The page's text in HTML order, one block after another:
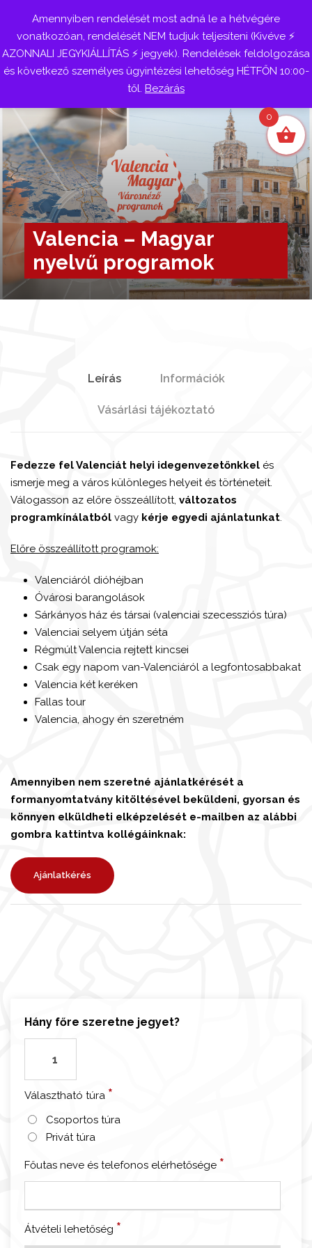
Belépés
Valencia – Magyar
nyelvű programok
Hány főre szeretne jegyet?
l
e
n
c
a
-
a
Választható túra *
Csoportos túra
Privát túra
Főutas neve és telefonos elérhetősége *
Átvételi lehetőség *
Leírás Információk
Vásárlási tájékoztató
Fedezze fel Valenciát helyi idegenvezetőnkkel és
ismerje meg a város különleges helyeit és történeteit.
Válogasson az előre összeállított, változatos
programkínálatból vagy kérje egyedi ajánlatunkat
Előre összeállított programok:
Valenciáról dióhéjban
Óvárosi barangolások
Sárkányos ház és társai (valenciai szecessziós túra)
Valenciai selyem útján séta
Régmúlt Valencia rejtett kincsei
Csak egy napom van-Valenciáról a legfontosabbakat
Valencia két keréken
Fallas tour
Valencia, ahogy én szeretném
Amennyiben nem szeretné ajánlatkérését a
formanyomtatvány kitöltésével beküldeni, gyorsan és
könnyen elküldheti elképzelését e-mailben az alábbi
gombra kattintva kollégáinknak:
Ajánlatkérés
Amennyiben rendelését most adná le a hétvégére
vonatkozóan, rendelését NEM tudjuk teljesíteni (Kivéve ⚡
AZONNALI JEGYKIÁLLÍTÁS ⚡ jegyek). Rendelések feldolgozása
és következő személyes ügyintézési lehetőség HÉTFŐN 10:00-
től. Bezárás
0